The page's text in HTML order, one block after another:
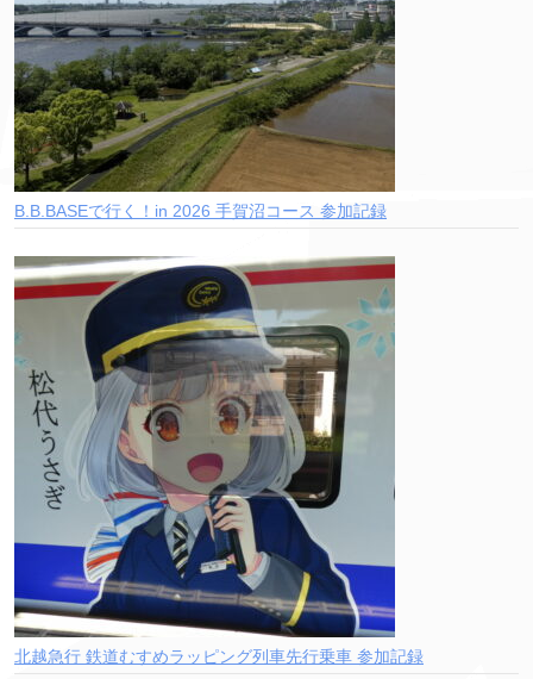
B.B.BASEで行く！in 2026 手賀沼コース 参加記録
北越急行 鉄道むすめラッピング列車先行乗車 参加記録